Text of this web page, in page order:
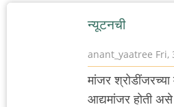
न्यूटनची
anant_yaatree Fri,
मांजर श्रोडींजरच्या
आद्यमांजर होती